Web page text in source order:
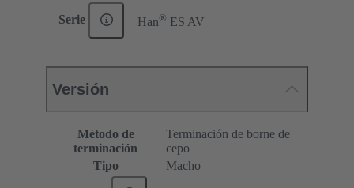
Serie Han® ES AV
Versión
Método de
terminación
Terminación de borne de
cepo
Tipo
Macho